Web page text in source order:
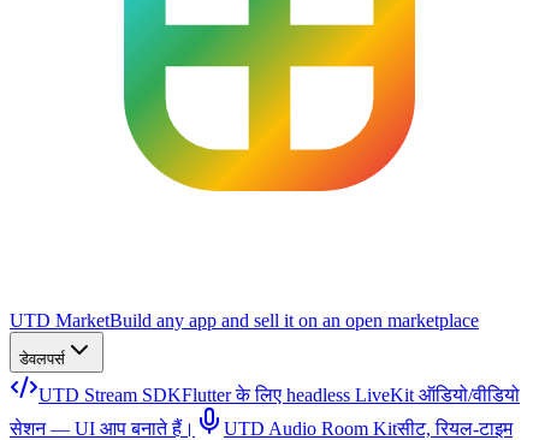
UTD MarketBuild any app and sell it on an open marketplace
डेवलपर्स
UTD Stream SDKFlutter के लिए headless LiveKit ऑडियो/वीडियो
सेशन — UI आप बनाते हैं।
UTD Audio Room Kitसीट, रियल-टाइम